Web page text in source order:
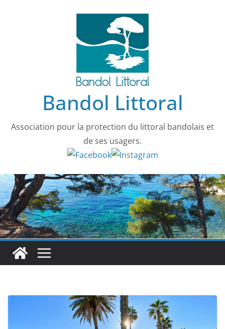
Bandol Littoral
Association pour la protection du littoral bandolais et
de ses usagers.